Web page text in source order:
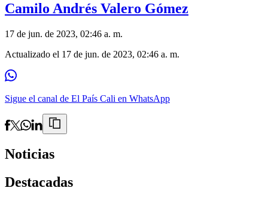
Camilo Andrés Valero Gómez
17 de jun. de 2023, 02:46 a. m.
Actualizado el 17 de jun. de 2023, 02:46 a. m.
Sigue el canal de El País Cali en WhatsApp
Noticias
Destacadas